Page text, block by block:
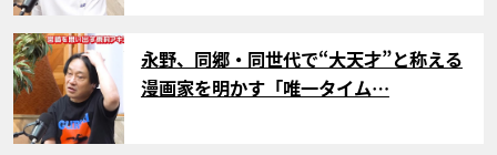
サムネイル
永野、同郷・同世代で“大天才”と称える
漫画家を明かす「唯一タイム…